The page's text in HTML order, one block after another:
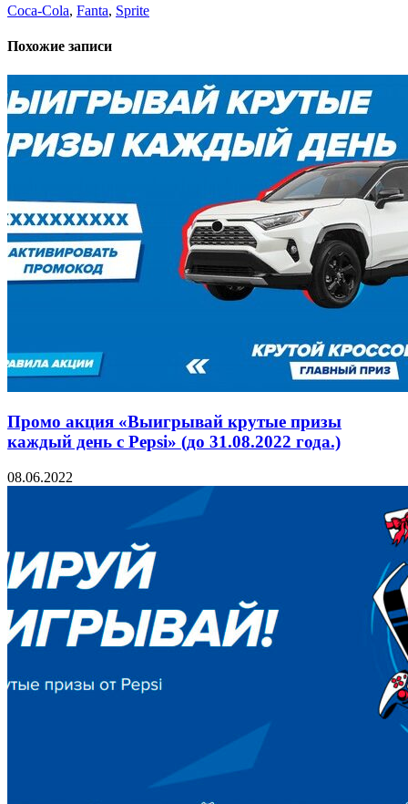
Coca-Cola, Fanta, Sprite
Похожие записи
Промо акция «Выигрывай крутые призы
каждый день с Pepsi» (до 31.08.2022 года.)
08.06.2022